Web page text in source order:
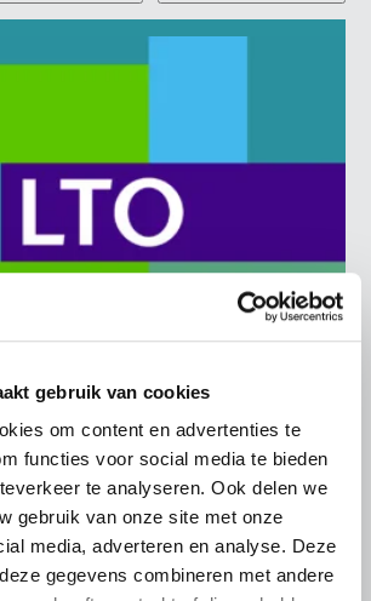
gebruik van cookies
om content en advertenties te
functies voor social media te bieden
te analyseren. Ook delen we
gebruik van onze site met onze
media, adverteren en analyse. Deze
gegevens combineren met andere
bij demonstratie tegen
onteigening
Noord en LTO Nederland roepen hun